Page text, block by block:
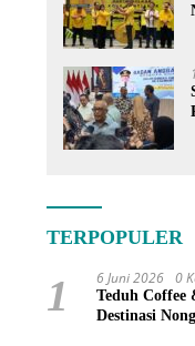
TERPOPULER
1 6 Juni 2026 0
Teduh Coffee
Destinasi